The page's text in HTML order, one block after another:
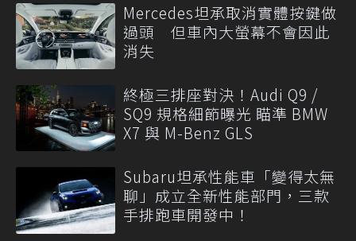
Mercedes坦承取消實體按鍵做
過頭 但車內大螢幕不會因此
消失
終極三排座對決！Audi Q9 /
SQ9 規格細節曝光 瞄準 BMW
X7 與 M-Benz GLS
Subaru坦承性能車「變得太無
聊」成立全新性能部門，三款
手排跑車開發中！